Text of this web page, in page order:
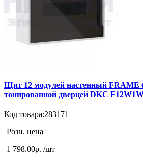
Щит 12 модулей настенный FRAME
тонированной дверцей DKC
Код товара:283171
Розн. цена
1 798.00р. /шт